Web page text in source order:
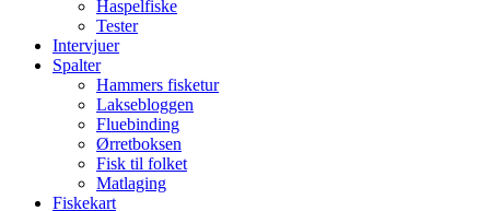
Haspelfiske
Tester
Intervjuer
Spalter
Hammers fisketur
Laksebloggen
Fluebinding
Ørretboksen
Fisk til folket
Matlaging
Fiskekart